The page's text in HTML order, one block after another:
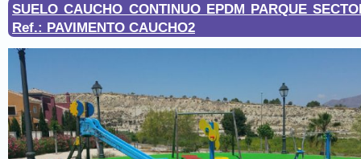
SUELO CAUCHO CONTINUO EPDM PARQUE
Ref.: PAVIMENTO CAUCHO2